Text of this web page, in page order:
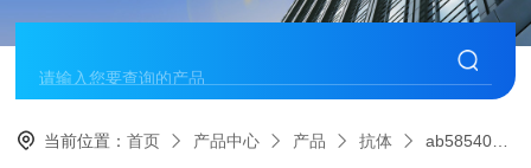
当前位置：首页 产品中心 产品 抗体 ab58540Abcam抗PAK1(phospho T212)抗体